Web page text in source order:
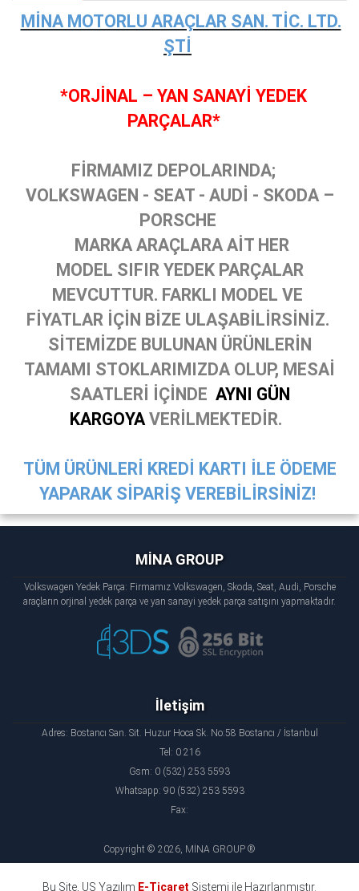
MİNA MOTORLU ARAÇLAR SAN. TİC. LTD.
ŞTİ
*ORJİNAL – YAN SANAYİ YEDEK
PARÇALAR*
FİRMAMIZ DEPOLARINDA;
VOLKSWAGEN - SEAT - AUDİ - SKODA –
PORSCHE
MARKA ARAÇLARA AİT HER
MODEL SIFIR YEDEK PARÇALAR
MEVCUTTUR. FARKLI MODEL VE
FİYATLAR İÇİN BİZE ULAŞABİLİRSİNİZ.
SİTEMİZDE BULUNAN ÜRÜNLERİN
TAMAMI STOKLARIMIZDA OLUP, MESAİ
SAATLERİ İÇİNDE AYNI GÜN
KARGOYA VERİLMEKTEDİR.
TÜM ÜRÜNLERİ KREDİ KARTI İLE ÖDEME
YAPARAK SİPARİŞ VEREBİLİRSİNİZ!
MİNA GROUP
Volkswagen Yedek Parça: Firmamız Volkswagen, Skoda, Seat, Audi, Porsche
araçların orjinal yedek parça ve yan sanayi yedek parça satışını yapmaktadır.
İletişim
Adres: Bostancı San. Sit. Huzur Hoca Sk. No:58 Bostancı / İstanbul
Tel: 0 216
Gsm: 0 (532) 253 5593
Whatsapp: 90 (532) 253 5593
Fax:
Copyright © 2026, MİNA GROUP ®
Bu Site, US Yazılım E-Ticaret Sistemi ile Hazırlanmıştır.